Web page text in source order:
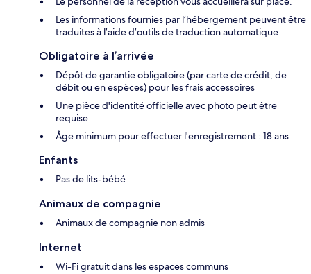
Les informations fournies par l’hébergement peuvent être
traduites à l’aide d’outils de traduction automatique
Obligatoire à l’arrivée
Dépôt de garantie obligatoire (par carte de crédit, de
débit ou en espèces) pour les frais accessoires
Une pièce d'identité officielle avec photo peut être
requise
Âge minimum pour effectuer l'enregistrement : 18 ans
Enfants
Pas de lits-bébé
Animaux de compagnie
Animaux de compagnie non admis
Internet
Wi-Fi gratuit dans les espaces communs